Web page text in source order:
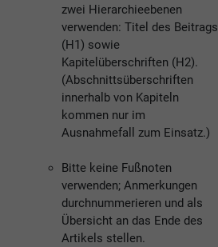
zwei Hierarchieebenen
verwenden: Titel des Beitrags
(H1) sowie
Kapitelüberschriften (H2).
(Abschnittsüberschriften
innerhalb von Kapiteln
kommen nur im
Ausnahmefall zum Einsatz.)
Bitte keine Fußnoten
verwenden; Anmerkungen
durchnummerieren und als
Übersicht an das Ende des
Artikels stellen.